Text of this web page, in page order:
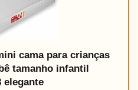
cama para crianças
tamanho infantil
elegante